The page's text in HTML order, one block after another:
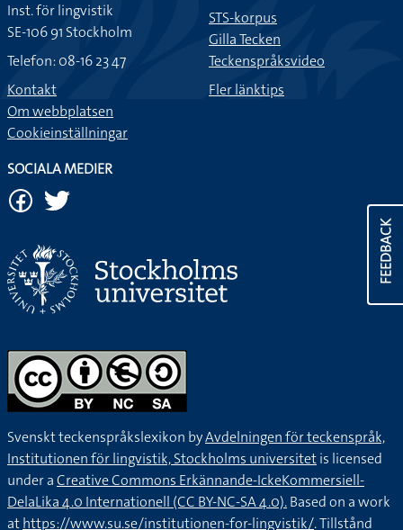
FEEDBACK
Inst. för lingvistik
SE-106 91 Stockholm
Telefon: 08-16 23 47
Kontakt
Om webbplatsen
Cookieinställningar
STS-korpus
Gilla Tecken
Teckenspråksvideo
Fler länktips
SOCIALA MEDIER
Svenskt teckenspråkslexikon byAvdelningen för teckenspråk,
Institutionen för lingvistik, Stockholms universitetis licensed
under aCreative Commons Erkännande-IckeKommersiell-
DelaLika 4.0 Internationell (CC BY-NC-SA 4.0).Based on a work
athttps://www.su.se/institutionen-for-lingvistik/. Tillstånd